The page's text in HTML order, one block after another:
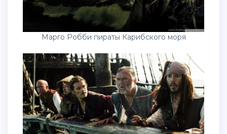
Марго Робби пираты Карибского моря